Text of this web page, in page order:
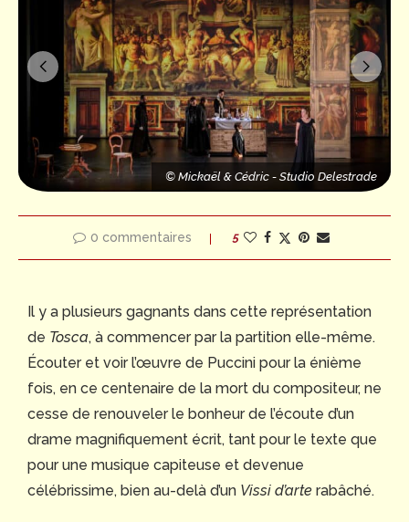
© Mickaël & Cédric - Studio Delestrade© Mickaël
© Mickaël & Cédric - Studio Delestrade
& Cédric - Studio Delestrade
0 commentaires 5
Il y a plusieurs gagnants dans cette représentation
de Tosca, à commencer par la partition elle-même.
Écouter et voir l’œuvre de Puccini pour la énième
fois, en ce centenaire de la mort du compositeur, ne
cesse de renouveler le bonheur de l’écoute d’un
drame magnifiquement écrit, tant pour le texte que
pour une musique capiteuse et devenue
célébrissime, bien au-delà d’un Vissi d’arte rabâché.